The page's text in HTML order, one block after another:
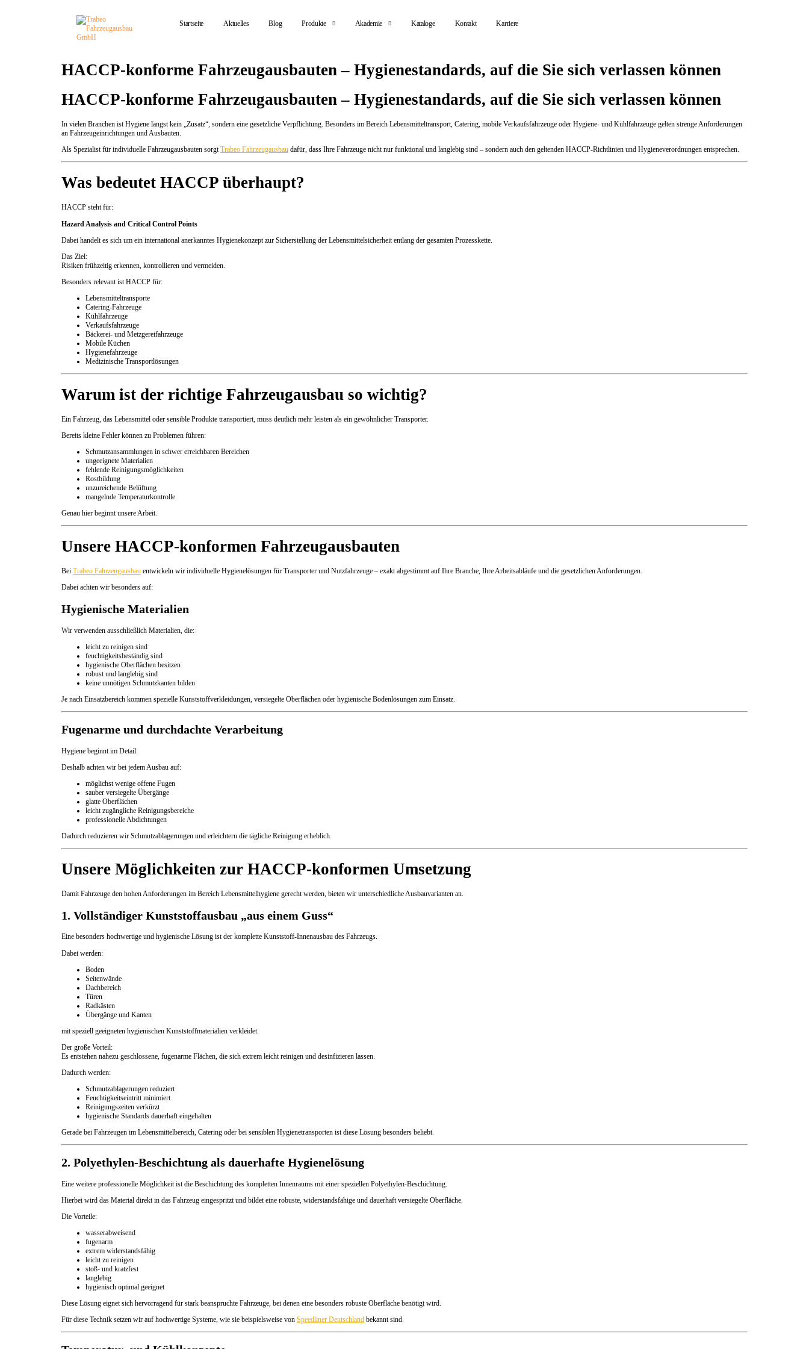
Startseite Aktuelles Blog Produkte Akademie Kataloge Kontakt Karriere
HACCP-konforme Fahrzeugausbauten – Hygienestandards, auf die Sie sich verlassen können
HACCP-konforme Fahrzeugausbauten – Hygienestandards, auf die Sie sich verlassen können
In vielen Branchen ist Hygiene längst kein „Zusatz“, sondern eine gesetzliche Verpflichtung. Besonders im Bereich Lebensmitteltransport, Catering, mobile Verkaufsfahrzeuge oder Hygiene- und Kühlfahrzeuge gelten strenge Anforderungen
an Fahrzeugeinrichtungen und Ausbauten.
Als Spezialist für individuelle Fahrzeugausbauten sorgtTrabeo Fahrzeugausbau dafür, dass Ihre Fahrzeuge nicht nur funktional und langlebig sind – sondern auch den geltenden HACCP-Richtlinien und Hygieneverordnungen entsprechen.
Was bedeutet HACCP überhaupt?
HACCP steht für:
Hazard Analysis and Critical Control Points
Dabei handelt es sich um ein international anerkanntes Hygienekonzept zur Sicherstellung der Lebensmittelsicherheit entlang der gesamten Prozesskette.
Das Ziel:
Risiken frühzeitig erkennen, kontrollieren und vermeiden.
Besonders relevant ist HACCP für:
Lebensmitteltransporte
Catering-Fahrzeuge
Kühlfahrzeuge
Verkaufsfahrzeuge
Bäckerei- und Metzgereifahrzeuge
Mobile Küchen
Hygienefahrzeuge
Medizinische Transportlösungen
Warum ist der richtige Fahrzeugausbau so wichtig?
Ein Fahrzeug, das Lebensmittel oder sensible Produkte transportiert, muss deutlich mehr leisten als ein gewöhnlicher Transporter.
Bereits kleine Fehler können zu Problemen führen:
Schmutzansammlungen in schwer erreichbaren Bereichen
ungeeignete Materialien
fehlende Reinigungsmöglichkeiten
Rostbildung
unzureichende Belüftung
mangelnde Temperaturkontrolle
Genau hier beginnt unsere Arbeit.
Unsere HACCP-konformen Fahrzeugausbauten
Bei Trabeo Fahrzeugausbau entwickeln wir individuelle Hygienelösungen für Transporter und Nutzfahrzeuge – exakt abgestimmt auf Ihre Branche, Ihre Arbeitsabläufe und die gesetzlichen Anforderungen.
Dabei achten wir besonders auf:
Hygienische Materialien
Wir verwenden ausschließlich Materialien, die:
leicht zu reinigen sind
feuchtigkeitsbeständig sind
hygienische Oberflächen besitzen
robust und langlebig sind
keine unnötigen Schmutzkanten bilden
Je nach Einsatzbereich kommen spezielle Kunststoffverkleidungen, versiegelte Oberflächen oder hygienische Bodenlösungen zum Einsatz.
Fugenarme und durchdachte Verarbeitung
Hygiene beginnt im Detail.
Deshalb achten wir bei jedem Ausbau auf:
möglichst wenige offene Fugen
sauber versiegelte Übergänge
glatte Oberflächen
leicht zugängliche Reinigungsbereiche
professionelle Abdichtungen
Dadurch reduzieren wir Schmutzablagerungen und erleichtern die tägliche Reinigung erheblich.
Unsere Möglichkeiten zur HACCP-konformen Umsetzung
Damit Fahrzeuge den hohen Anforderungen im Bereich Lebensmittelhygiene gerecht werden, bieten wir unterschiedliche Ausbauvarianten an.
1. Vollständiger Kunststoffausbau „aus einem Guss“
Eine besonders hochwertige und hygienische Lösung ist der komplette Kunststoff-Innenausbau des Fahrzeugs.
Dabei werden:
Boden
Seitenwände
Dachbereich
Türen
Radkästen
Übergänge und Kanten
mit speziell geeigneten hygienischen Kunststoffmaterialien verkleidet.
Der große Vorteil:
Es entstehen nahezu geschlossene, fugenarme Flächen, die sich extrem leicht reinigen und desinfizieren lassen.
Dadurch werden:
Schmutzablagerungen reduziert
Feuchtigkeitseintritt minimiert
Reinigungszeiten verkürzt
hygienische Standards dauerhaft eingehalten
Gerade bei Fahrzeugen im Lebensmittelbereich, Catering oder bei sensiblen Hygienetransporten ist diese Lösung besonders beliebt.
2. Polyethylen-Beschichtung als dauerhafte Hygienelösung
Eine weitere professionelle Möglichkeit ist die Beschichtung des kompletten Innenraums mit einer speziellen Polyethylen-Beschichtung.
Hierbei wird das Material direkt in das Fahrzeug eingespritzt und bildet eine robuste, widerstandsfähige und dauerhaft versiegelte Oberfläche.
Die Vorteile:
wasserabweisend
fugenarm
extrem widerstandsfähig
leicht zu reinigen
stoß- und kratzfest
langlebig
hygienisch optimal geeignet
Diese Lösung eignet sich hervorragend für stark beanspruchte Fahrzeuge, bei denen eine besonders robuste Oberfläche benötigt wird.
Für diese Technik setzen wir auf hochwertige Systeme, wie sie beispielsweise von Speedliner Deutschland bekannt sind.